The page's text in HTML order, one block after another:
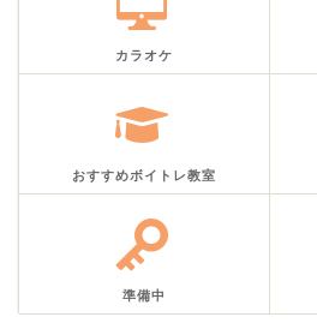
カラオケ
おすすめボイトレ教室
準備中